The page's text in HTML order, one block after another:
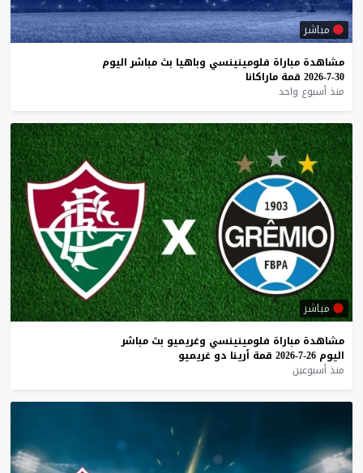
مباشر
مشاهدة مباراة فلومينينسي وباهيا بث مباشر اليوم
30-7-2026
قمة ماراكانا
منذ أسبوع واحد
مباشر
مشاهدة مباراة فلومينينسي وغريميو بث مباشر
اليوم 26-7-2026 قمة أرينا دو غريميو
منذ أسبوعين